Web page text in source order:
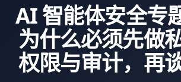
AI 智能体安全专
为什么必须先做
权限与审计，再